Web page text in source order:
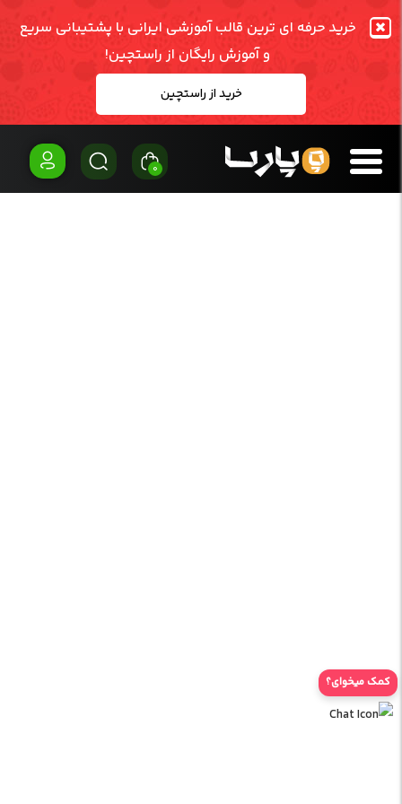
خرید حرفه ای ترین قالب آموزشی ایرانی با پشتیبانی سریع
و آموزش رایگان از راستچین!
خرید از راستچین
0
کمک میخوای؟